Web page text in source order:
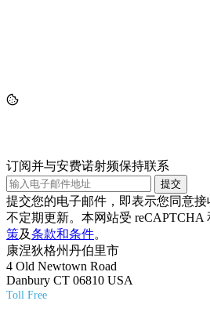
订阅并与安费诺射频保持联系
提交
提交您的电子邮件，即表示您同意接
不定期更新。本网站受 reCAPTCHA
策及条款和条件。
康涅狄格州丹伯里市
4 Old Newtown Road
Danbury CT 06810 USA
Toll Free